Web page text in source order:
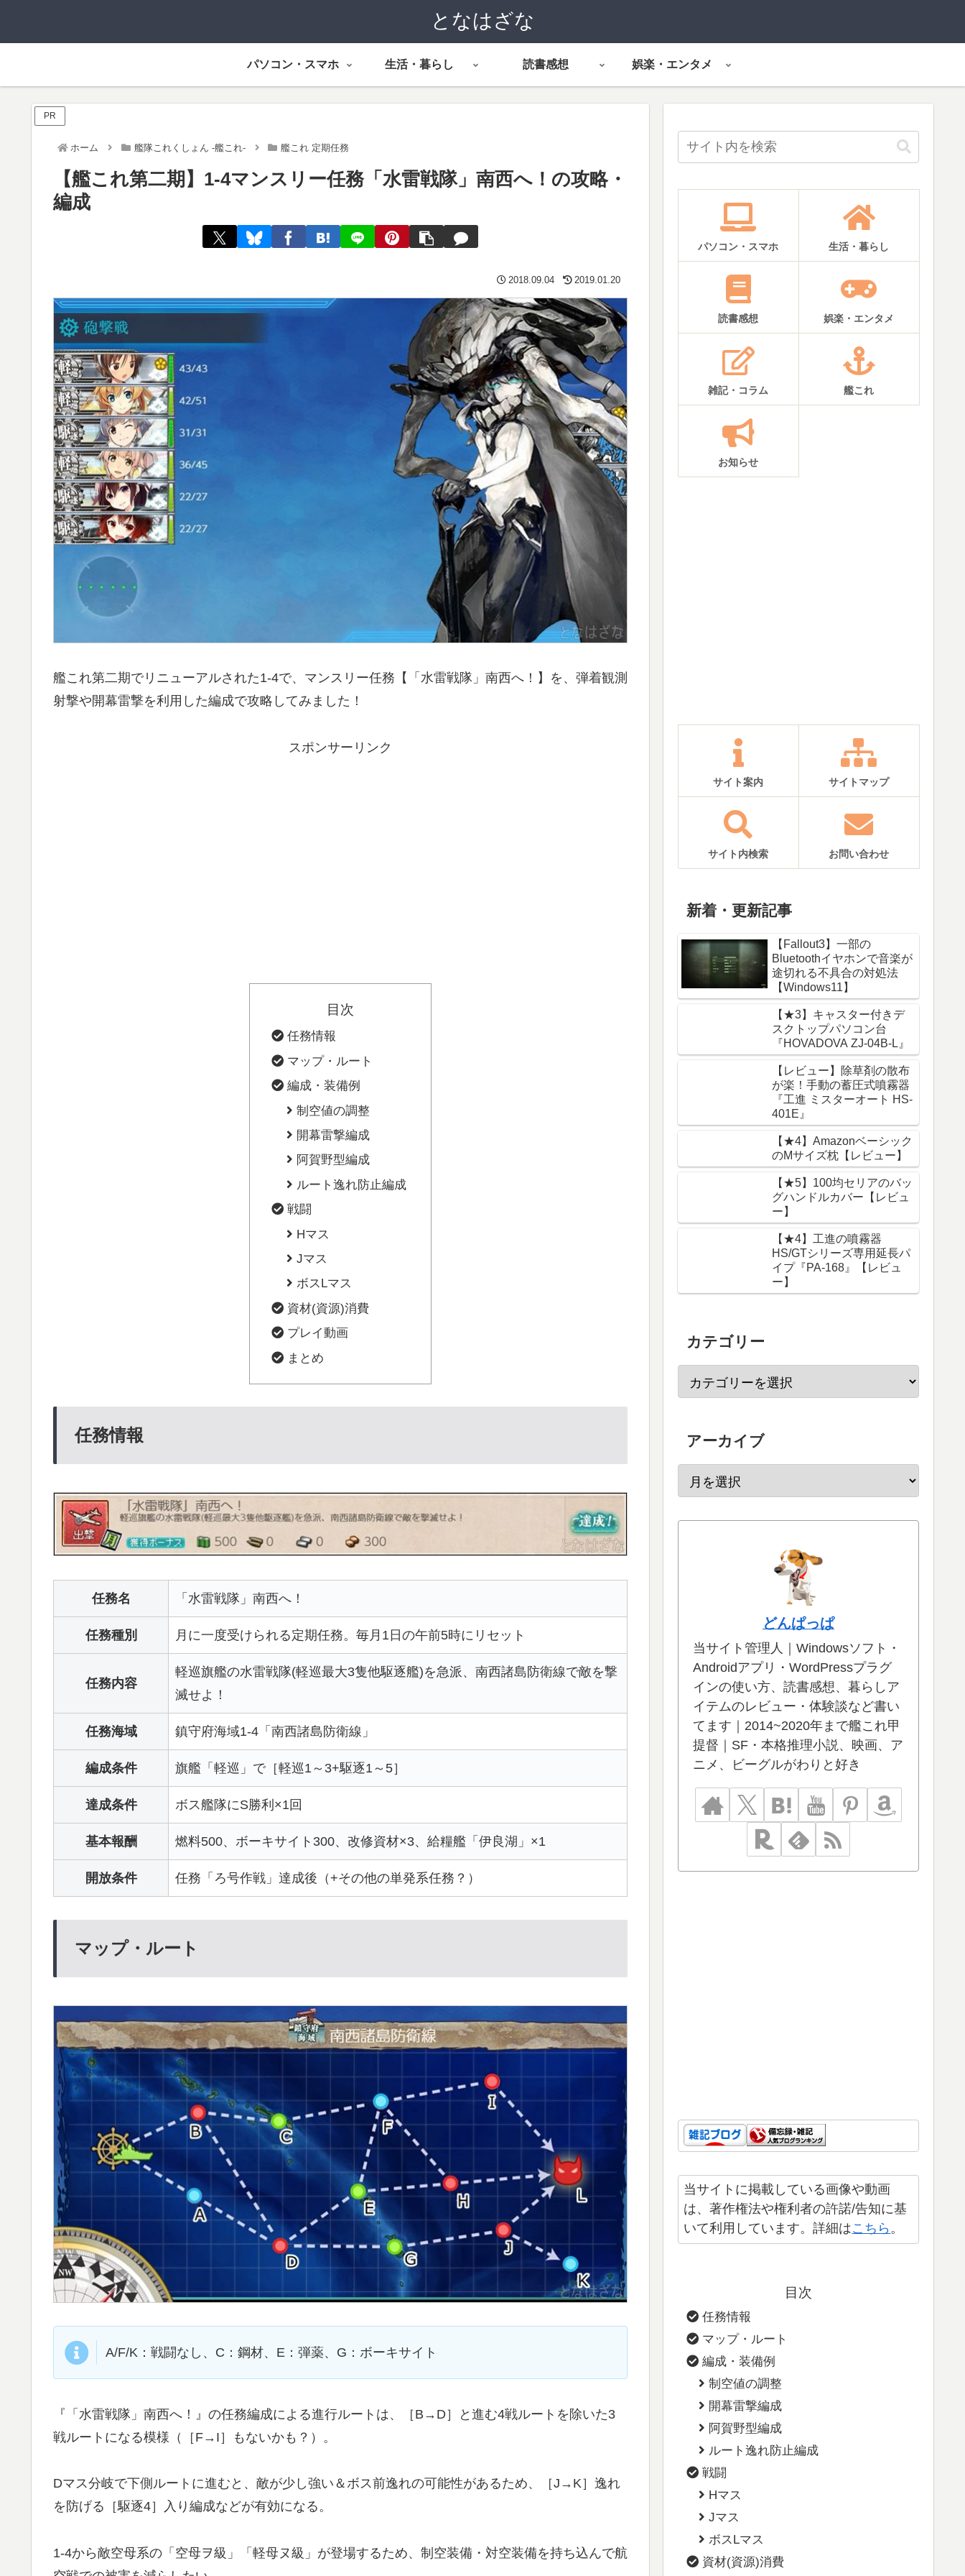
となはざな
パソコン・スマホ 生活・暮らし 読書感想 娯楽・エンタメ
PR
ホーム 艦隊これくしょん -艦これ- 艦これ 定期任務
【艦これ第二期】1-4マンスリー任務「水雷戦隊」南西へ！の攻略・
編成
2018.09.04 2019.01.20
艦これ第二期でリニューアルされた1-4で、マンスリー任務【「水雷戦隊」南西へ！】を、弾着観測
射撃や開幕雷撃を利用した編成で攻略してみました！
スポンサーリンク
目次
任務情報
マップ・ルート
編成・装備例
制空値の調整
開幕雷撃編成
阿賀野型編成
ルート逸れ防止編成
戦闘
Hマス
Jマス
ボスLマス
資材(資源)消費
プレイ動画
まとめ
任務情報
任務名 「水雷戦隊」南西へ！
任務種別 月に一度受けられる定期任務。毎月1日の午前5時にリセット
任務内容
軽巡旗艦の水雷戦隊(軽巡最大3隻他駆逐艦)を急派、南西諸島防衛線で敵を撃
滅せよ！
任務海域 鎮守府海域1-4「南西諸島防衛線」
編成条件 旗艦「軽巡」で［軽巡1～3+駆逐1～5］
達成条件 ボス艦隊にS勝利×1回
基本報酬 燃料500、ボーキサイト300、改修資材×3、給糧艦「伊良湖」×1
開放条件 任務「ろ号作戦」達成後（+その他の単発系任務？）
マップ・ルート
A/F/K：戦闘なし、C：鋼材、E：弾薬、G：ボーキサイト
『「水雷戦隊」南西へ！』の任務編成による進行ルートは、［B→D］と進む4戦ルートを除いた3
戦ルートになる模様（［F→I］もないかも？）。
Dマス分岐で下側ルートに進むと、敵が少し強い＆ボス前逸れの可能性があるため、［J→K］逸れ
を防げる［駆逐4］入り編成などが有効になる。
1-4から敵空母系の「空母ヲ級」「軽母ヌ級」が登場するため、制空装備・対空装備を持ち込んで航
パソコン・スマホ 生活・暮らし
読書感想 娯楽・エンタメ
雑記・コラム 艦これ
お知らせ
サイト案内 サイトマップ
サイト内検索 お問い合わせ
新着・更新記事
【Fallout3】一部の
Bluetoothイヤホンで音楽が
途切れる不具合の対処法
【Windows11】
【★3】キャスター付きデ
スクトップパソコン台
『HOVADOVA ZJ-04B-L』
【レビュー】除草剤の散布
が楽！手動の蓄圧式噴霧器
『工進 ミスターオート HS-
401E』
【★4】Amazonベーシック
のMサイズ枕【レビュー】
【★5】100均セリアのバッ
グハンドルカバー【レビュ
ー】
【★4】工進の噴霧器
HS/GTシリーズ専用延長パ
イプ『PA-168』【レビュ
ー】
カテゴリー
アーカイブ
どんぱっぱ
当サイト管理人｜Windowsソフト・
Androidアプリ・WordPressプラグ
インの使い方、読書感想、暮らしア
イテムのレビュー・体験談など書い
てます｜2014~2020年まで艦これ甲
提督｜SF・本格推理小説、映画、ア
ニメ、ビーグルがわりと好き
当サイトに掲載している画像や動画
は、著作権法や権利者の許諾/告知に基
いて利用しています。詳細はこちら 。
目次
任務情報
マップ・ルート
編成・装備例
制空値の調整
開幕雷撃編成
阿賀野型編成
ルート逸れ防止編成
戦闘
Hマス
Jマス
ボスLマス
資材(資源)消費